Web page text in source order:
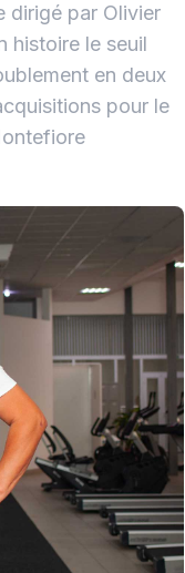
dirigé par Olivier
histoire le seuil
en deux
pour le